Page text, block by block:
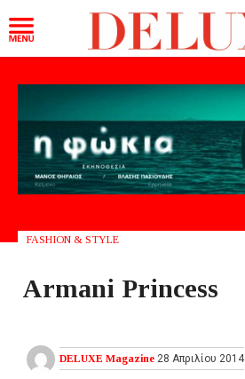
FASHION & STYLE
Armani Princess
DELUXE Magazine 28 Απριλίου 2014